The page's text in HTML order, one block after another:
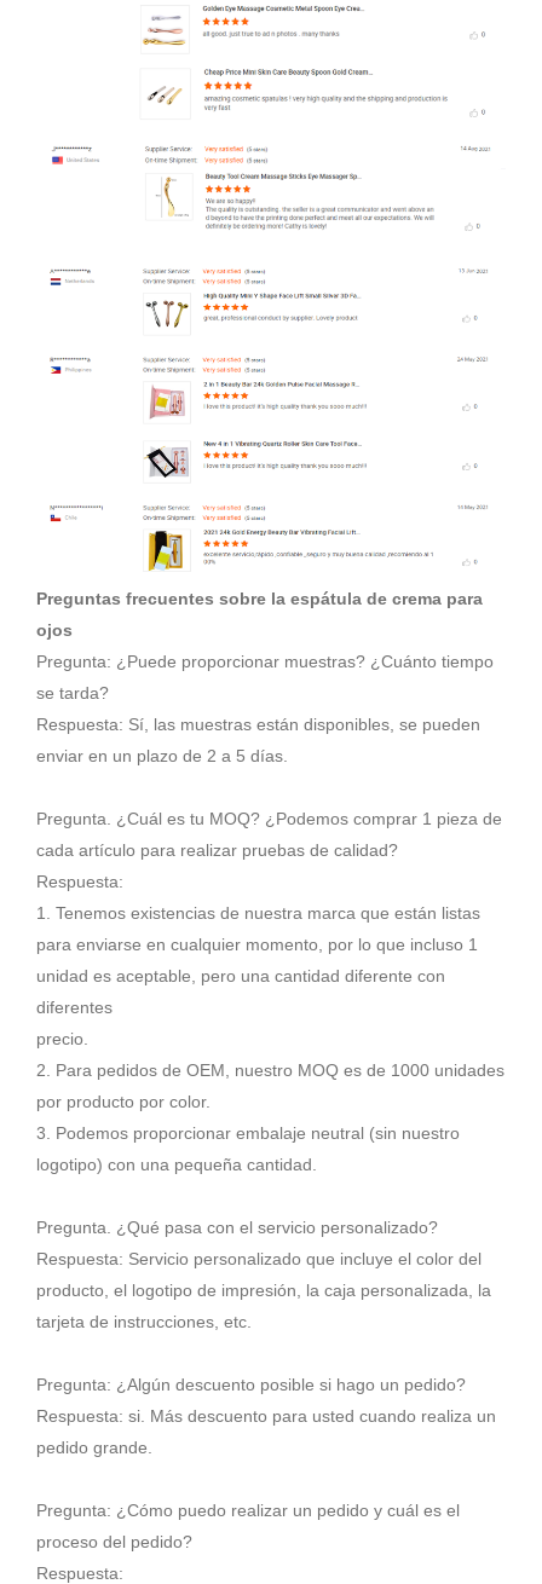
Preguntas frecuentes sobre la espátula de crema para
ojos
Pregunta: ¿Puede proporcionar muestras? ¿Cuánto tiempo
se tarda?
Respuesta: Sí, las muestras están disponibles, se pueden
enviar en un plazo de 2 a 5 días.
Pregunta. ¿Cuál es tu MOQ? ¿Podemos comprar 1 pieza de
cada artículo para realizar pruebas de calidad?
Respuesta:
1. Tenemos existencias de nuestra marca que están listas
para enviarse en cualquier momento, por lo que incluso 1
unidad es aceptable, pero una cantidad diferente con
diferentes
precio.
2. Para pedidos de OEM, nuestro MOQ es de 1000 unidades
por producto por color.
3. Podemos proporcionar embalaje neutral (sin nuestro
logotipo) con una pequeña cantidad.
Pregunta. ¿Qué pasa con el servicio personalizado?
Respuesta: Servicio personalizado que incluye el color del
producto, el logotipo de impresión, la caja personalizada, la
tarjeta de instrucciones, etc.
Pregunta: ¿Algún descuento posible si hago un pedido?
Respuesta: si. Más descuento para usted cuando realiza un
pedido grande.
Pregunta: ¿Cómo puedo realizar un pedido y cuál es el
proceso del pedido?
Respuesta: